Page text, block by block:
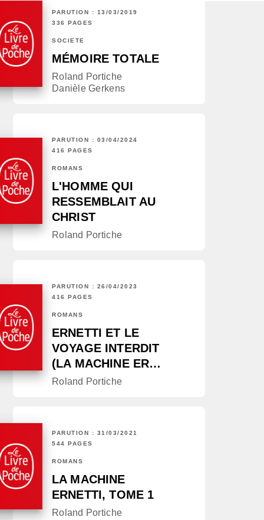
PARUTION : 13/03/2019
336 PAGES
SOCIÉTÉ
MÉMOIRE TOTALE
Roland Portiche
Danièle Gerkens
PARUTION : 03/04/2024
416 PAGES
ROMANS
L'HOMME QUI
RESSEMBLAIT AU
CHRIST
Roland Portiche
PARUTION : 26/04/2023
416 PAGES
ROMANS
ERNETTI ET LE
VOYAGE INTERDIT
(LA MACHINE ER…
Roland Portiche
PARUTION : 31/03/2021
544 PAGES
ROMANS
LA MACHINE
ERNETTI, TOME 1
Roland Portiche